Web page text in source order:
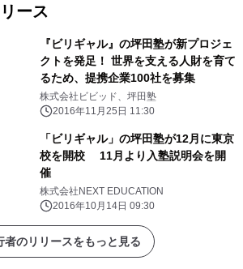
ース
『ビリギャル』の坪田塾が新プロジェ
クトを発足！ 世界を支える人財を育て
るため、提携企業100社を募集
株式会社ビビッド、坪田塾
2016年11月25日 11:30
「ビリギャル」の坪田塾が12月に東京
校を開校 11月より入塾説明会を開
催
株式会社NEXT EDUCATION
2016年10月14日 09:30
者のリリースをもっと見る